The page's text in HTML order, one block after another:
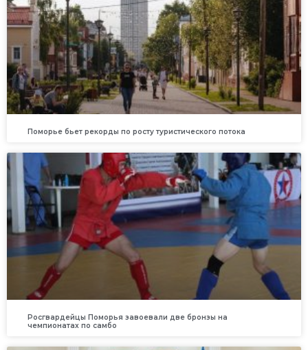
Поморье бьет рекорды по росту туристического потока
Росгвардейцы Поморья завоевали две бронзы на
чемпионатах по самбо